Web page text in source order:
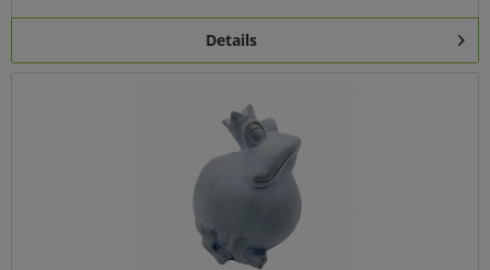
Details